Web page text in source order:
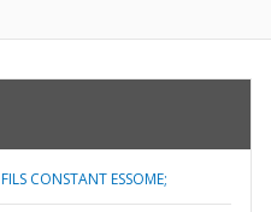
FILS CONSTANT ESSOME;